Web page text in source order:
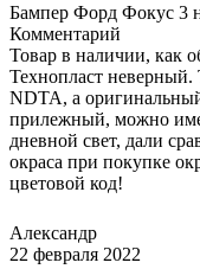
Бампер Форд Фокус 3
Комментарий
Товар в наличии, как
Технопласт неверный.
NDTA, а
прилежный, можно
дневной свет, дали
окраса при покупке
цветовой код!
Александр
22 февраля 2022